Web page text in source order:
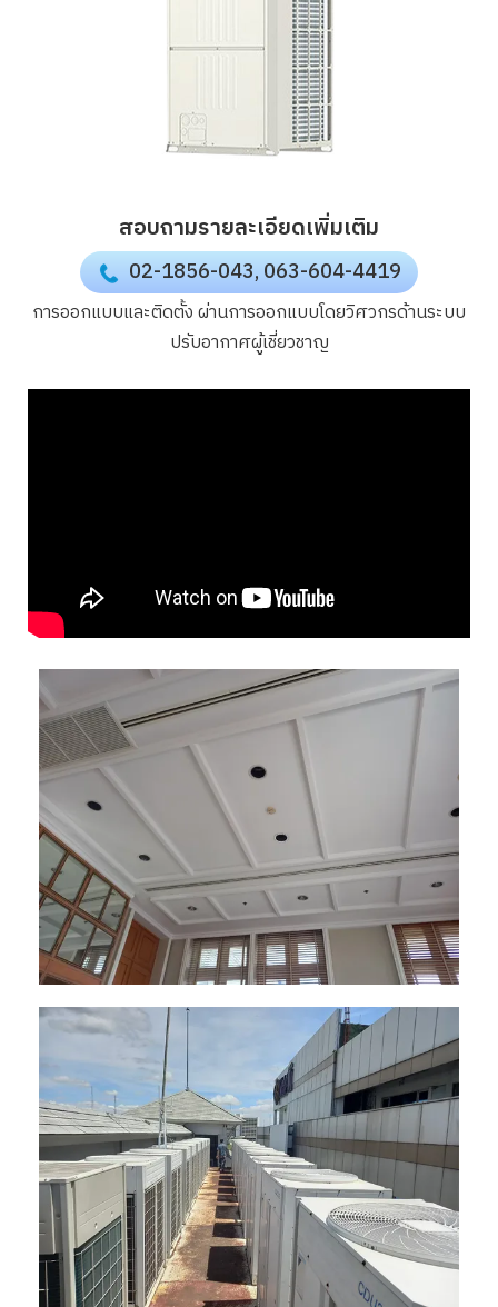
สอบถามรายละเอียดเพิ่มเติม
02-1856-043, 063-604-4419
การออกแบบและติดตั้ง ผ่านการออกแบบโดยวิศวกรด้านระบบ
ปรับอากาศผู้เชี่ยวชาญ